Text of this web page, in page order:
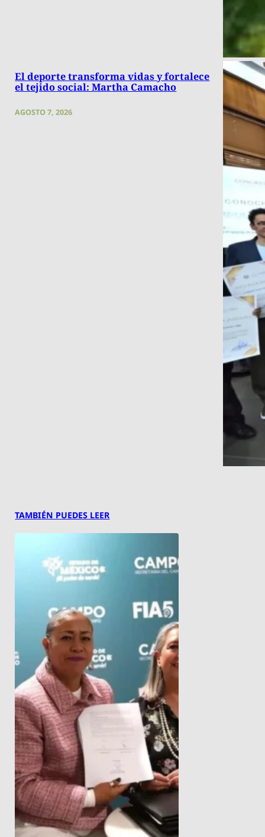
El deporte transforma vidas y fortalece
el tejido social: Martha Camacho
AGOSTO 7, 2026
TAMBIÉN PUEDES LEER